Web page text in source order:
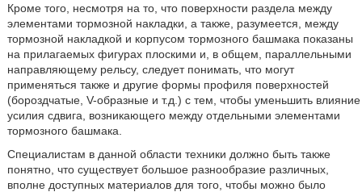
Кроме того, несмотря на то, что поверхности раздела между
элементами тормозной накладки, а также, разумеется, между
тормозной накладкой и корпусом тормозного башмака показаны
на прилагаемых фигурах плоскими и, в общем, параллельными
направляющему рельсу, следует понимать, что могут
применяться также и другие формы профиля поверхностей
(бороздчатые, V-образные и т.д.) с тем, чтобы уменьшить влияние
усилия сдвига, возникающего между отдельными элементами
тормозного башмака.
Специалистам в данной области техники должно быть также
понятно, что существует большое разнообразие различных,
вполне доступных материалов для того, чтобы можно было